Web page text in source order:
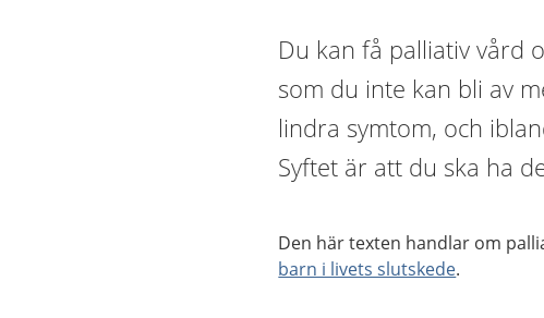
Du kan få palliativ vård
som du inte kan bli av
lindra symtom, och
Syftet är att du ska ha
Den här texten handlar om
barn i livets slutskede.